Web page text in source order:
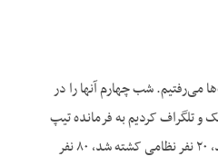
می‌رفتیم. شب چهارم آنها را در
و تلگراف کردیم به فرمانده تیپ
خوزستان و استاندار آمدند و دستور دادند که طوایف بیایند و گوسفندهایشان را تحویل بگیرند. گردانی که با دادستان رفته بود، دادستان کشته شد، ۲۰ نفر نظامی کشته شد، ۸۰ نفر